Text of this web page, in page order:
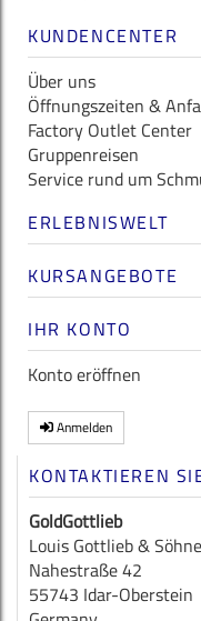
KUNDENCENTER
Über uns
Öffnungszeiten &
Factory Outlet Center
Gruppenreisen
Service rund um
ERLEBNISWELT
KURSANGEBOTE
IHR KONTO
Konto eröffnen
Anmelden
KONTAKTIEREN
GoldGottlieb
Louis Gottlieb &
Nahestraße 42
55743 Idar-Oberstein